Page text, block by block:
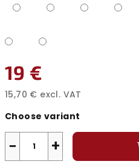
19 €
15,70 € excl. VAT
price:
Choose variant
+
−